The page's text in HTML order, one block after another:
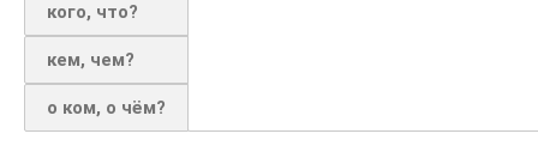
кого, что?
кем, чем?
о ком, о чём?